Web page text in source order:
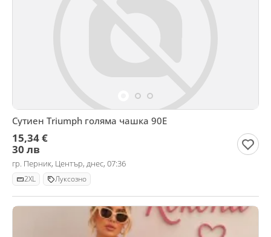
Сутиен Triumph голяма чашка 90E
15,34 €
30 лв
гр. Перник, Център, днес, 07:36
2XL Луксозно